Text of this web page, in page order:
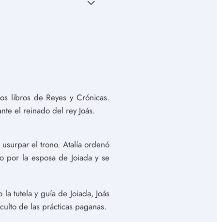
libros de Reyes y Crónicas.
el reinado del rey Joás.
el trono. Atalía ordenó
por la esposa de Joiada y se
tutela y guía de Joiada, Joás
de las prácticas paganas.